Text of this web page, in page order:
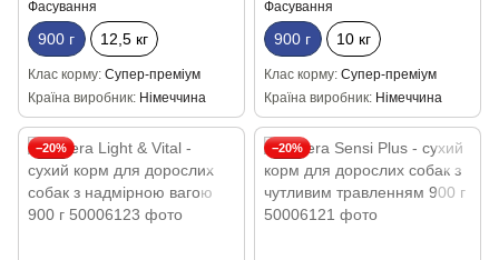
Фасування
900 г 12,5 кг
Клас корму Супер-преміум
Країна виробник Німеччина
Фасування
900 г 10 кг
Клас корму Супер-преміум
Країна виробник Німеччина
−20% −20%